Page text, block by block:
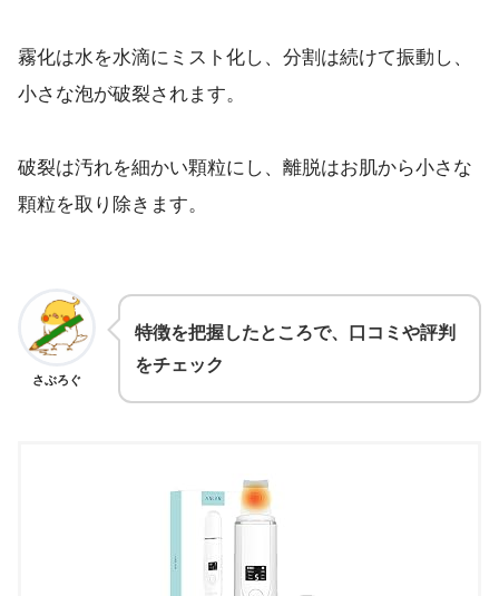
霧化は水を水滴にミスト化し、分割は続けて振動し、
小さな泡が破裂されます。
破裂は汚れを細かい顆粒にし、離脱はお肌から小さな
顆粒を取り除きます。
さぶろぐ
特徴を把握したところで、口コミや評判
をチェック